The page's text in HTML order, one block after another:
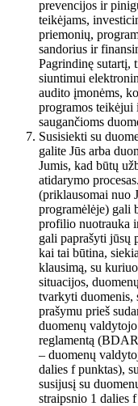
prevencijos ir
teikėjams,
priemonių,
sandorius ir
Pagrindinę sutartį,
siuntimui
audito įmonėms,
programos teikėjui
saugančioms
Susisiekti su
galite Jūs arba
Jumis, kad būtų
atidarymo
(priklausomai nuo
programėlėje) gali
profilio nuotrauka
gali paprašyti jūsų
kai tai būtina,
klausimą, su
situacijos,
tvarkyti duomenis,
prašymu prieš
duomenų
reglamentą
– duomenų
dalies f punktas),
susijusį su
straipsnio 1 dalies